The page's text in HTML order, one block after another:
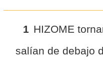
1 HIZOME
salían de debajo